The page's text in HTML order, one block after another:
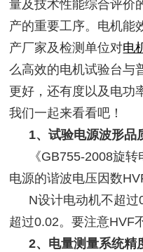
量及技术性能综合评价
产的重要工序。电机能
产厂家及检测单位对电
么高效的电机试验台与
更好，还有度以及电功
我们一起来看看吧！
1、试验电源波形品
《GB755-2008旋
电源的谐波电压因数
N设计电动机不超
超过0.02。要注意HVF
2、电量测量系统精